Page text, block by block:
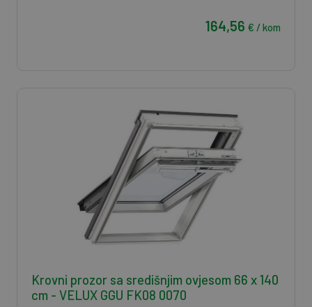
164,56 € / kom
Krovni prozor sa središnjim ovjesom 66 x 140
cm - VELUX GGU FK08 0070